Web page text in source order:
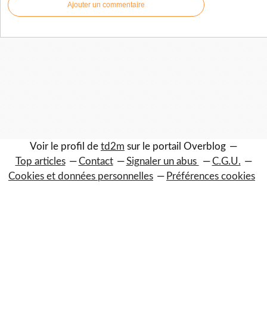
Ajouter un commentaire
Voir le profil de td2m sur le portail Overblog
Top articles
Contact Signaler un abus
C.G.U.
Cookies et données personnelles
Préférences cookies